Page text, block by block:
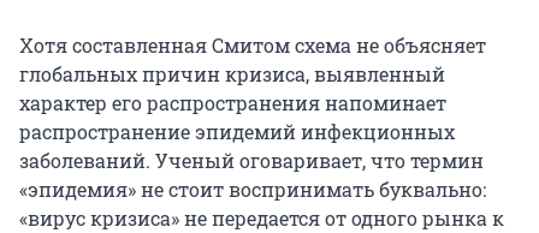
Хотя составленная Смитом схема не объясняет
глобальных причин кризиса, выявленный
характер его распространения напоминает
распространение эпидемий инфекционных
заболеваний. Ученый оговаривает, что термин
«эпидемия» не стоит воспринимать буквально:
«вирус кризиса» не передается от одного рынка к